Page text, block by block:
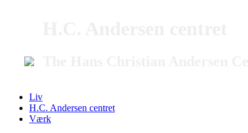
Liv
H.C. Andersen centret
Værk